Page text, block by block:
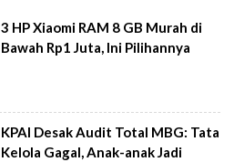
3 HP Xiaomi RAM 8 GB Murah di
Bawah Rp1 Juta, Ini Pilihannya
KPAI Desak Audit Total MBG: Tata
Kelola Gagal, Anak-anak Jadi